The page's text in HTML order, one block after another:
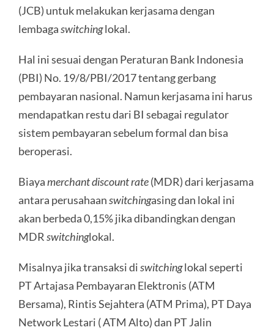
(JCB) untuk melakukan kerjasama dengan
lembagaswitchinglokal.
Hal ini sesuai dengan Peraturan Bank Indonesia
(PBI) No. 19/8/PBI/2017 tentang gerbang
pembayaran nasional. Namun kerjasama ini harus
mendapatkan restu dari BI sebagai regulator
sistem pembayaran sebelum formal dan bisa
beroperasi.
Biayamerchant discount rate(MDR) dari kerjasama
antara perusahaanswitchingasing dan lokal ini
akan berbeda 0,15% jika dibandingkan dengan
MDRswitchinglokal.
Misalnya jika transaksi diswitchinglokal seperti
PT Artajasa Pembayaran Elektronis (ATM
Bersama), Rintis Sejahtera (ATM Prima), PT Daya
Network Lestari ( ATM Alto) dan PT Jalin